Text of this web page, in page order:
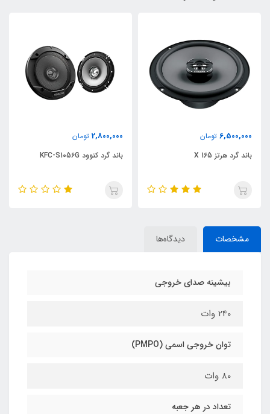
6,500,000 تومان
باند گرد هرتز X 165
2,800,000 تومان
باند گرد کنوود KFC-S1056G
مشخصات دیدگاه‌ها
بیشینه صدای خروجی
240 وات
توان خروجی اسمی (PMPO)
80 وات
تعداد در هر جعبه